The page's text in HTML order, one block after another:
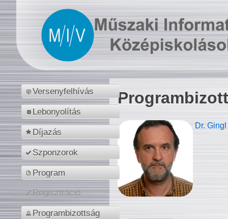
Versenyfelhívás
Lebonyolítás
Díjazás
Szponzorok
Program
Regisztráció
Programbizottság
Dr.